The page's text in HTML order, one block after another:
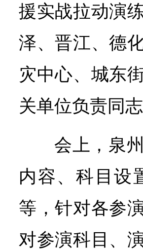
援实战拉动演
泽、晋江、德
灾中心、城东
关单位负责同志
会上，泉
内容、科目设
等，针对各参
对参演科目、